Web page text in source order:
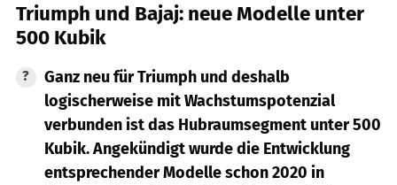
Triumph und Bajaj: neue Modelle unter
500 Kubik
Ganz neu für Triumph und deshalb
logischerweise mit Wachstumspotenzial
verbunden ist das Hubraumsegment unter 500
Kubik. Angekündigt wurde die Entwicklung
entsprechender Modelle schon 2020 in